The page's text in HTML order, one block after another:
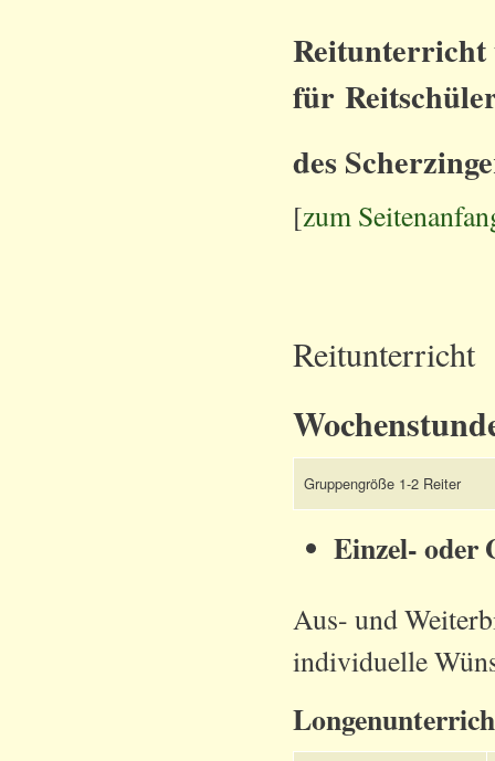
Reitunterricht
für
des
[zum
Reitunterricht
Gruppengröße 1-2 Reiter
Einzel- oder
Aus- und
individuelle